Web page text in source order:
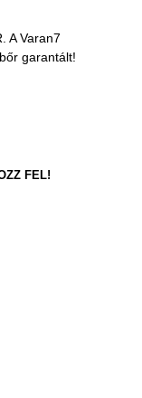
A Varan7
garantált!